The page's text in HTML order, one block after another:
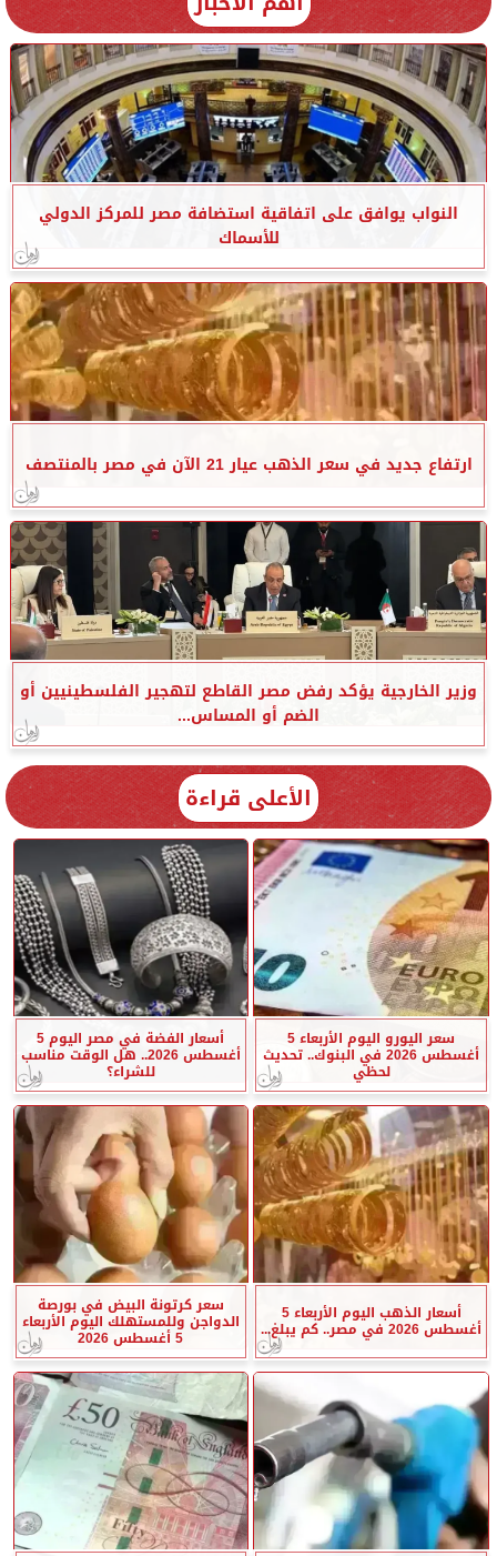
النواب يوافق على اتفاقية استضافة مصر للمركز الدولي
للأسماك
ارتفاع جديد في سعر الذهب عيار 21 الآن في مصر بالمنتصف
وزير الخارجية يؤكد رفض مصر القاطع لتهجير الفلسطينيين أو
الضم أو المساس...
الأعلى قراءة
سعر اليورو اليوم الأربعاء 5
أغسطس 2026 في البنوك.. تحديث
لحظي
أسعار الفضة في مصر اليوم 5
أغسطس 2026.. هل الوقت مناسب
للشراء؟
أسعار الذهب اليوم الأربعاء 5
أغسطس 2026 في مصر.. كم يبلغ...
سعر كرتونة البيض في بورصة
الدواجن وللمستهلك اليوم الأربعاء
5 أغسطس 2026